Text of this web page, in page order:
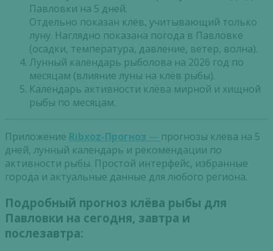
Павловки на 5 дней.
Отдельно показан клёв, учитывающий только
луну. Наглядно показана погода в Павловке
(осадки, температура, давление, ветер, волна).
Лунный календарь рыболова на 2026 год по
месяцам (влияние луны на клёв рыбы).
Календарь активности клёва мирной и хищной
рыбы по месяцам.
Приложение Ribxoz-Прогноз — прогнозы клёва на 5
дней, лунный календарь и рекомендации по
активности рыбы. Простой интерфейс, избранные
города и актуальные данные для любого региона.
Подробный прогноз клёва рыбы для
Павловки на сегодня, завтра и
послезавтра: